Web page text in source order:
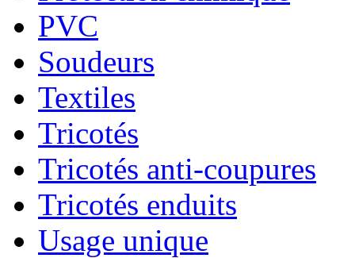
PVC
Soudeurs
Textiles
Tricotés
Tricotés anti-coupures
Tricotés enduits
Usage unique